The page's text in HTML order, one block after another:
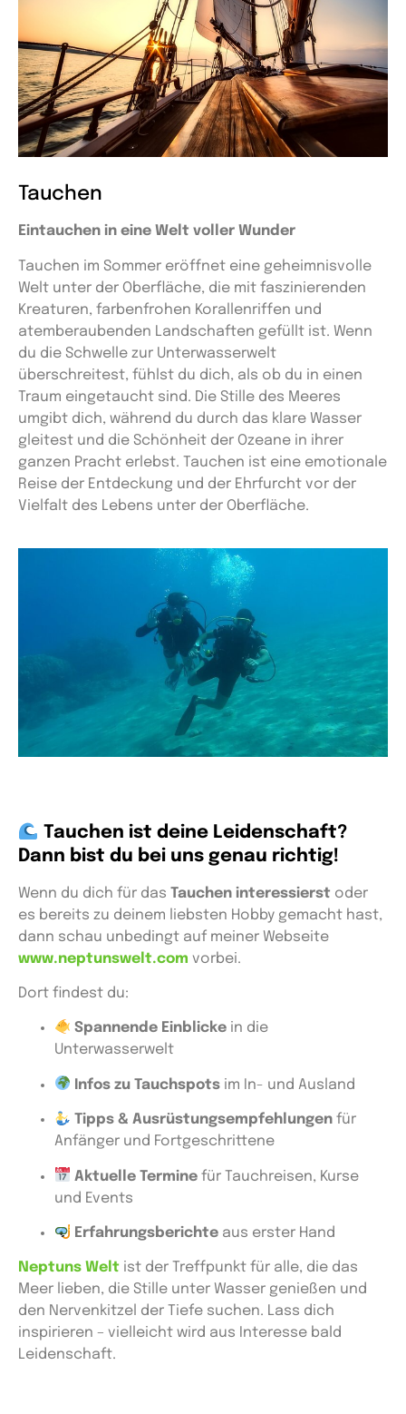
Tauchen
Eintauchen in eine Welt voller Wunder
Tauchen im Sommer eröffnet eine geheimnisvolle
Welt unter der Oberfläche, die mit faszinierenden
Kreaturen, farbenfrohen Korallenriffen und
atemberaubenden Landschaften gefüllt ist. Wenn
du die Schwelle zur Unterwasserwelt
überschreitest, fühlst du dich, als ob du in einen
Traum eingetaucht sind. Die Stille des Meeres
umgibt dich, während du durch das klare Wasser
gleitest und die Schönheit der Ozeane in ihrer
ganzen Pracht erlebst. Tauchen ist eine emotionale
Reise der Entdeckung und der Ehrfurcht vor der
Vielfalt des Lebens unter der Oberfläche.
Tauchen ist deine Leidenschaft?
Dann bist du bei uns genau richtig!
Wenn du dich für das Tauchen interessierst oder
es bereits zu deinem liebsten Hobby gemacht hast,
dann schau unbedingt auf meiner Webseite
www.neptunswelt.com vorbei.
Dort findest du:
Spannende Einblicke in die
Unterwasserwelt
Infos zu Tauchspots im In- und Ausland
Tipps & Ausrüstungsempfehlungen für
Anfänger und Fortgeschrittene
Aktuelle Termine für Tauchreisen, Kurse
und Events
Erfahrungsberichte aus erster Hand
Neptuns Welt ist der Treffpunkt für alle, die das
Meer lieben, die Stille unter Wasser genießen und
den Nervenkitzel der Tiefe suchen. Lass dich
inspirieren – vielleicht wird aus Interesse bald
Leidenschaft.